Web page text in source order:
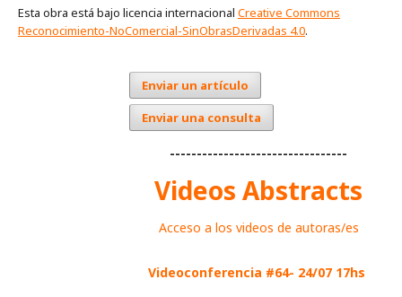
Esta obra está bajo licencia internacional Creative Commons
Reconocimiento-NoComercial-SinObrasDerivadas 4.0.
Enviar un artículo
Enviar una consulta
---------------------------------
Videos Abstracts
Acceso a los videos de autoras/es
Videoconferencia #64- 24/07 17hs